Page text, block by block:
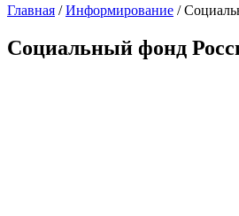
Главная /Информирование /
Социальный фонд